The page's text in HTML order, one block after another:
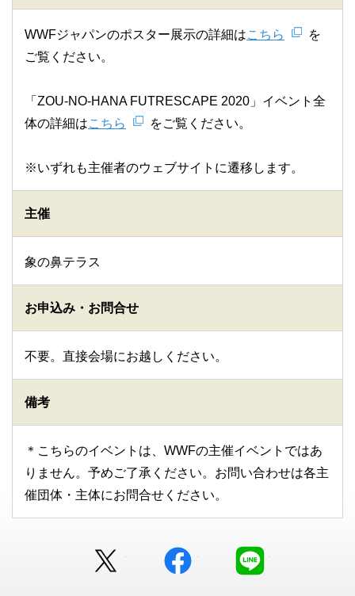
WWFジャパンのポスター展示の詳細はこちら
を
ご覧ください。
「ZOU-NO-HANA FUTRESCAPE 2020」イベント全
体の詳細はこちら をご覧ください。
※いずれも主催者のウェブサイトに遷移します。
主催
象の鼻テラス
お申込み・お問合せ
不要。直接会場にお越しください。
備考
＊こちらのイベントは、WWFの主催イベントではあ
りません。予めご了承ください。お問い合わせは各主
催団体・主体にお問合せください。
facebook